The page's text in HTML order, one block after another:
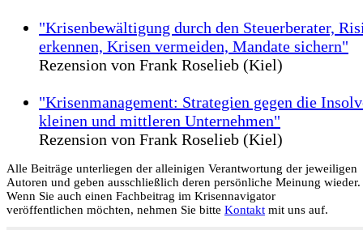
"Krisenbewältigung durch den Steuerberater,
erkennen, Krisen vermeiden, Mandate sichern"
Rezension von Frank Roselieb (Kiel)
"Krisenmanagement: Strategien gegen die
kleinen und mittleren Unternehmen"
Rezension von Frank Roselieb (Kiel)
Alle Beiträge unterliegen der alleinigen Verantwortung der jeweiligen
Autoren und geben ausschließlich deren persönliche Meinung wieder.
Wenn Sie auch einen Fachbeitrag im Krisennavigator
veröffentlichen möchten, nehmen Sie bitte Kontakt mit uns auf.